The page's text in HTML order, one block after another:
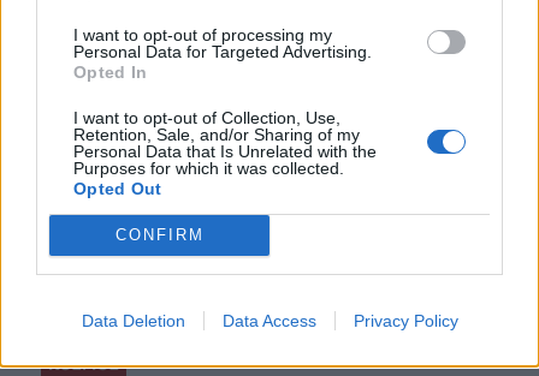
I want to opt-out of processing my
Personal Data for Targeted Advertising.
Opted In
I want to opt-out of Collection, Use,
Retention, Sale, and/or Sharing of my
Personal Data that Is Unrelated with the
Purposes for which it was collected.
Opted Out
CONFIRM
Data Deletion Data Access Privacy Policy
ΚΟΣΜΟΣ